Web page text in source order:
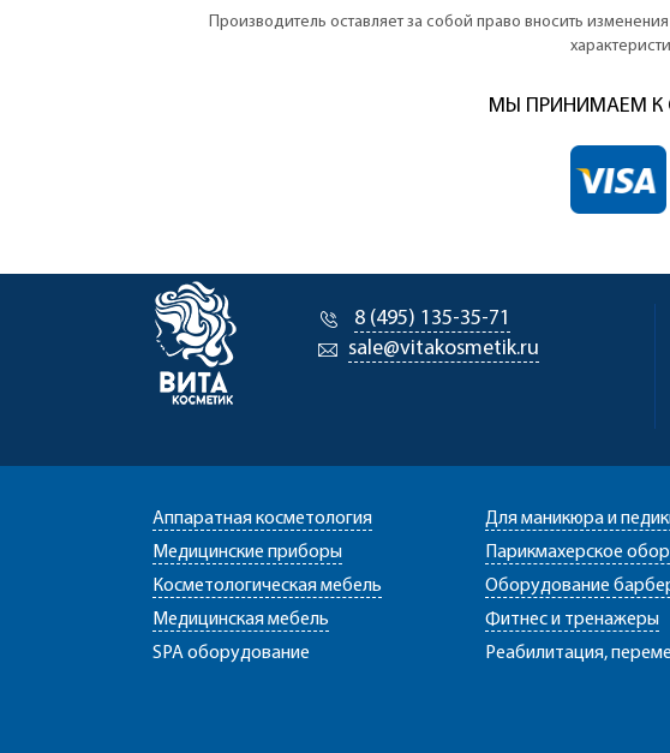
Производитель оставляет за собой право вносить
МЫ ПРИНИМАЕМ К
8 (495) 135-35-71
sale@vitakosmetik.ru
Аппаратная косметология
Медицинские приборы
Косметологическая мебель
Медицинская мебель
SPA оборудование
Для маникюра и
Парикмахерское
Оборудование
Фитнес и тренажеры
Реабилитация,